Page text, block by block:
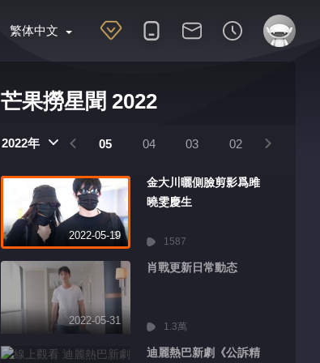
繁体中文
芒果撈星聞 2022
2022年
07 06 05 04 03 02
2022-05-19
金大川曬側臉剪影爲雎
曉雯慶生
1587
2022-05-31
肖戰更新日常動态
1.3萬
迪麗熱巴新劇《公訴精